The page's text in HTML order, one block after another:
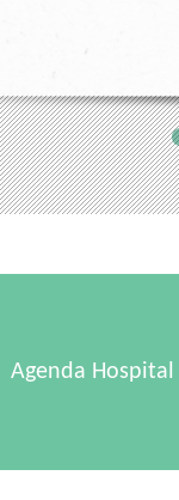
Agenda Hospital